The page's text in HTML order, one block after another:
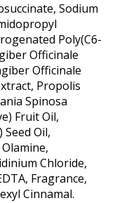
Sodium
Poly(C6-
Officinale
Officinale
Propolis
Spinosa
Fruit Oil,
Oil,
Chloride,
Fragrance,
Cinnamal.